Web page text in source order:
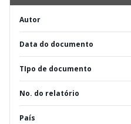
Autor
Data do documento
TIpo de documento
No. do relatório
País